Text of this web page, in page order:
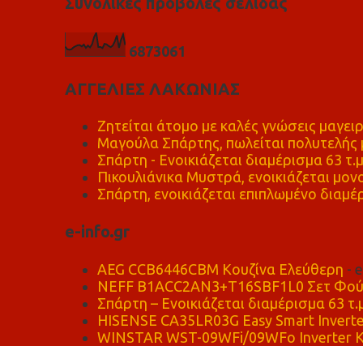
6873061
ΑΓΓΕΛΙΕΣ ΛΑΚΩΝΙΑΣ
Ζητείται άτομο με καλές γνώσεις
Μαγούλα Σπάρτης, πωλείται πολυτελής
Σπάρτη - Ενοικιάζεται διαμέρισμα 63 τ.μ
Πικουλιάνικα Μυστρά, ενοικιάζεται
Σπάρτη, ενοικιάζεται επιπλωμένο
e-info.gr
AEG CCB6446CBM Κουζίνα Ελεύθερη -
NEFF B1ACC2AN3+T16SBF1L0 Σετ
Σπάρτη – Ενοικιάζεται διαμέρισμα 63
HISENSE CA35LR03G Easy Smart
WINSTAR WST-09WFi/09WFo Inverter